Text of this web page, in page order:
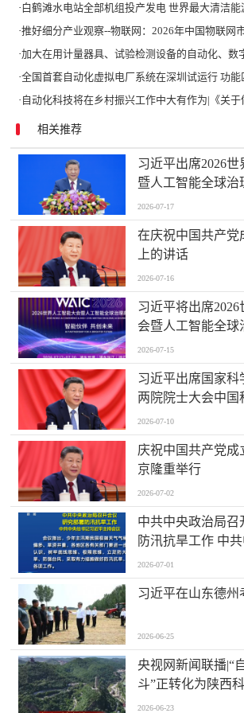
·白鹤滩水电站全部机组投产发电 世界最大清洁能源走廊全面建成|将为建设新型能源体系、保障国家
·推好细分产业观察--物联网：2026年中国物联网市场规模接近3000亿美元 智慧工厂、智
·加大在用计量器具、试验检测设备的自动化、数字化改造力度|市场监管总局 工业和信息化部 关
·全国首套自动化虚拟电厂系统在深圳试运行 功能匹敌大型电
· 自动化科技将在乡村振兴工作中大有作为|《关于做好2023年全面推进乡
相关推荐
习近平出席2026
暨人工智能全球治
幕式并发表主旨讲
2026-07-17
在庆祝中国共产党
上的讲话
2026-07-16
习近平将出席
会暨人工智能全球
开幕式并发表主旨
2026-07-15
习近平出席国家科
两院院士大会中国
国代表大会并发表
2026-07-10
庆祝中国共产党成
京隆重举行
2026-07-02
中共中央政治局召
防汛抗旱工作 中
平主持会议
2026-07-01
习近平在山东德州
2026-06-25
央视网新闻联播|“
斗”正转化为陕西
实力量
2026-06-23